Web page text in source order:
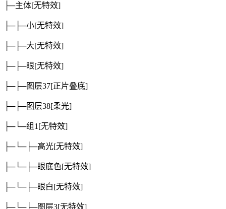
├─主体[无特效]
├─├─小[无特效]
├─├─大[无特效]
├─├─眼[无特效]
├─├─图层37[正片叠底]
├─├─图层38[柔光]
├─└─组1 [无特效]
├─└─├─高光[无特效]
├─└─├─眼底色[无特效]
├─└─├─眼白[无特效]
├─└─├─图层3[无特效]